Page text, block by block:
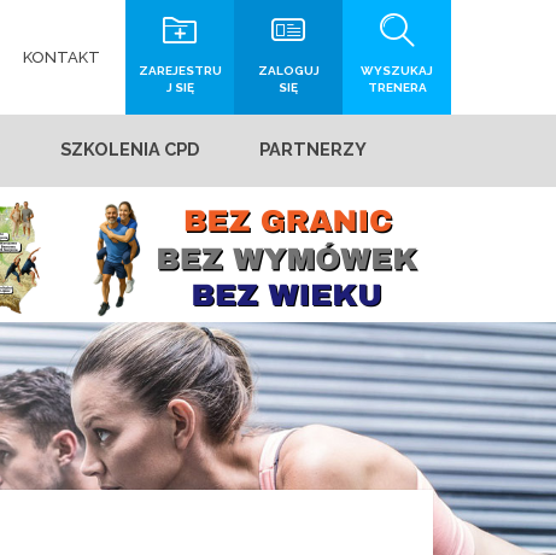
KONTAKT
WYSZUKAJ
TRENERA
ZALOGUJ
SIĘ
ZAREJESTRU
J SIĘ
SZKOLENIA CPD PARTNERZY